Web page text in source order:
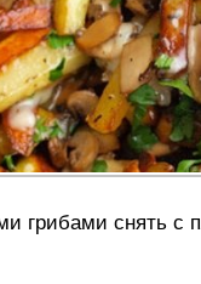
грибами снять с